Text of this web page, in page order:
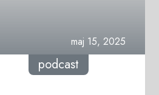
maj 15, 2025
podcast